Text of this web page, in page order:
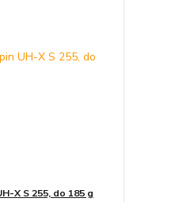
X S 255, do 185 g